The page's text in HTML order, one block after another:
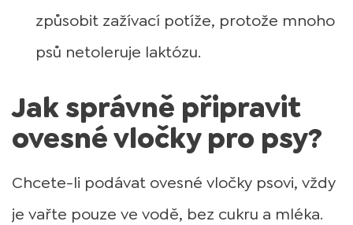
způsobit zažívací potíže, protože mnoho
psů netoleruje laktózu.
Jak správně připravit
ovesné vločky pro psy?
Chcete-li podávat ovesné vločky psovi, vždy
je vařte pouze ve vodě, bez cukru a mléka.